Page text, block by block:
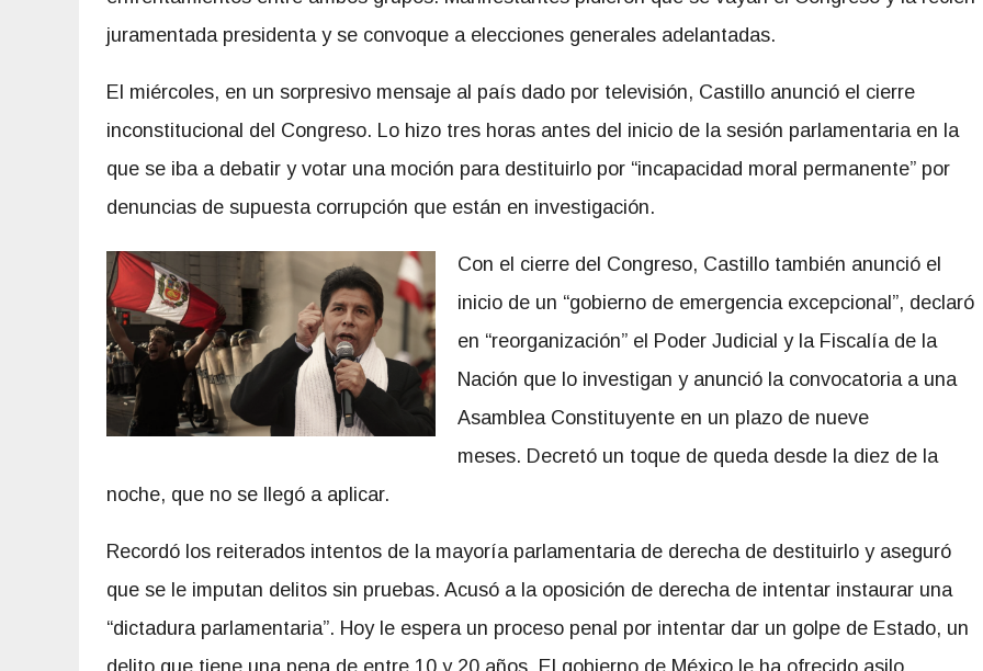
juramentada presidenta y se convoque a elecciones generales adelantadas.
El miércoles, en un sorpresivo mensaje al país dado por televisión, Castillo anunció el cierre
inconstitucional del Congreso. Lo hizo tres horas antes del inicio de la sesión parlamentaria en la
que se iba a debatir y votar una moción para destituirlo por “incapacidad moral permanente” por
denuncias de supuesta corrupción que están en investigación.
Con el cierre del Congreso, Castillo también anunció el
inicio de un “gobierno de emergencia excepcional”, declaró
en “reorganización” el Poder Judicial y la Fiscalía de la
Nación que lo investigan y anunció la convocatoria a una
Asamblea Constituyente en un plazo de nueve
meses. Decretó un toque de queda desde la diez de la
noche, que no se llegó a aplicar.
Recordó los reiterados intentos de la mayoría parlamentaria de derecha de destituirlo y aseguró
que se le imputan delitos sin pruebas. Acusó a la oposición de derecha de intentar instaurar una
“dictadura parlamentaria”. Hoy le espera un proceso penal por intentar dar un golpe de Estado, un
delito que tiene una pena de entre 10 y 20 años. El gobierno de México le ha ofrecido asilo.